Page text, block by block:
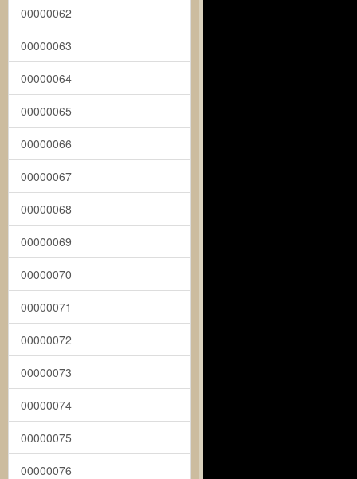
00000062
00000063
00000064
00000065
00000066
00000067
00000068
00000069
00000070
00000071
00000072
00000073
00000074
00000075
00000076